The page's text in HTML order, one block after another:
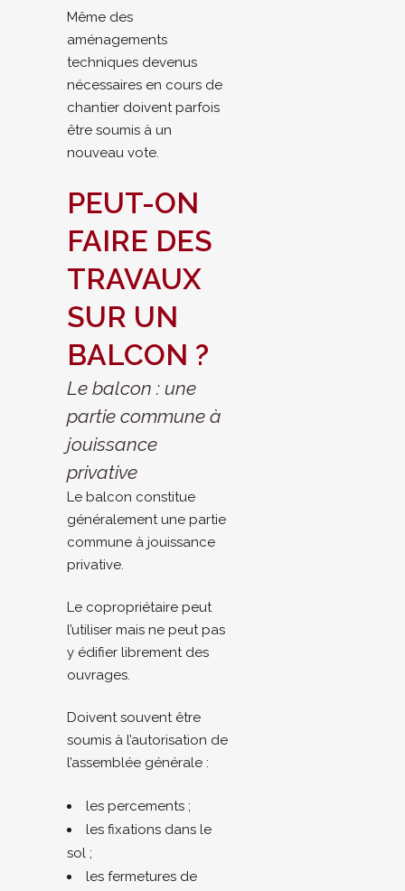
Même des
aménagements
techniques devenus
nécessaires en cours de
chantier doivent parfois
être soumis à un
nouveau vote.
PEUT-ON
FAIRE DES
TRAVAUX
SUR UN
BALCON ?
Le balcon : une
partie commune à
jouissance
privative
Le balcon constitue
généralement une partie
commune à jouissance
privative.
Le copropriétaire peut
l’utiliser mais ne peut pas
y édifier librement des
ouvrages.
Doivent souvent être
soumis à l’autorisation de
l’assemblée générale :
les percements ;
les fixations dans le
sol ;
les fermetures de